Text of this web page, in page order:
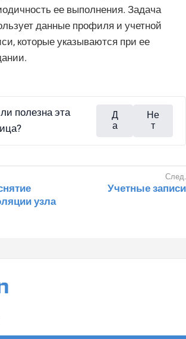
ее выполнения. Задача
данные профиля и учетной
которые указываются при ее
полезна эта
Д
а
Не
т
узла
Учетные записи